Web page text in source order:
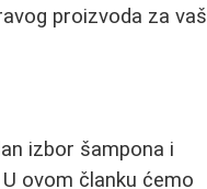
proizvoda za vaš
izbor šampona i
ovom članku ćemo